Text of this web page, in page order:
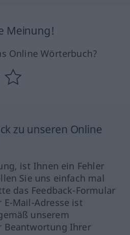
Meinung!
Online Wörterbuch?
zu unseren Online
ist Ihnen ein Fehler
Sie uns einfach mal
das Feedback-Formular
E-Mail-Adresse ist
unserem
Beantwortung Ihrer